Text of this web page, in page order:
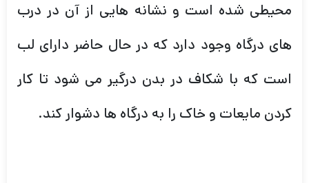
محیطی شده است و نشانه هایی از آن در درب
های درگاه وجود دارد که در حال حاضر دارای لب
است که با شکاف در بدن درگیر می شود تا کار
کردن مایعات و خاک را به درگاه ها دشوار کند.